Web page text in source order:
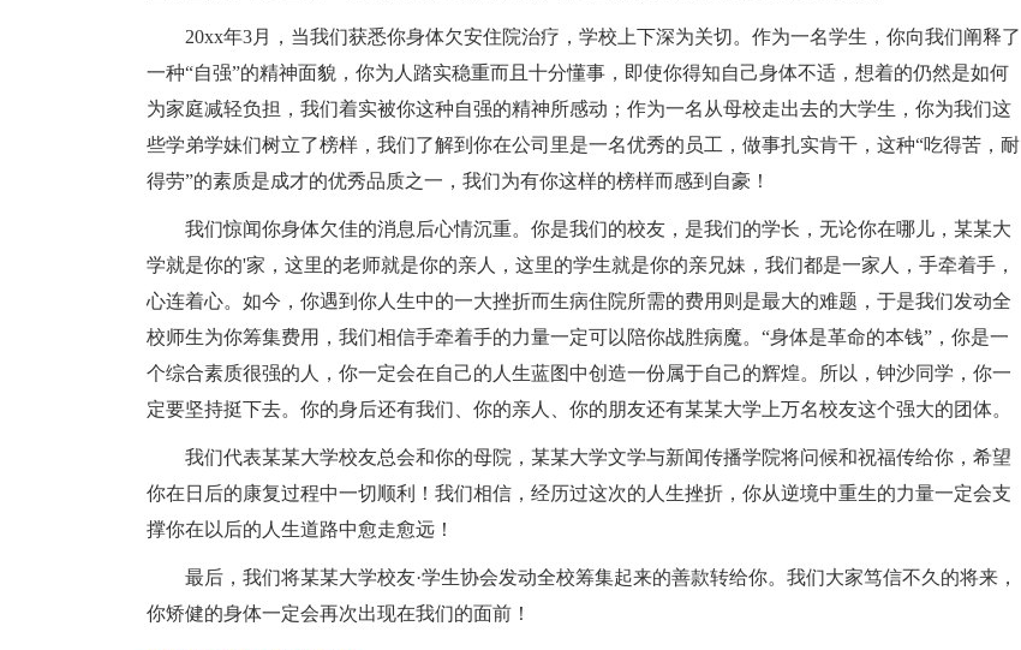
20xx年3月，当我们获悉你身体欠安住院治疗，学校上下深为关切。作为一名学生，你向我们阐释了
一种“自强”的精神面貌，你为人踏实稳重而且十分懂事，即使你得知自己身体不适，想着的仍然是如何
为家庭减轻负担，我们着实被你这种自强的精神所感动；作为一名从母校走出去的大学生，你为我们这
些学弟学妹们树立了榜样，我们了解到你在公司里是一名优秀的员工，做事扎实肯干，这种“吃得苦，耐
得劳”的素质是成才的优秀品质之一，我们为有你这样的榜样而感到自豪！
我们惊闻你身体欠佳的消息后心情沉重。你是我们的校友，是我们的学长，无论你在哪儿，某某大
学就是你的'家，这里的老师就是你的亲人，这里的学生就是你的亲兄妹，我们都是一家人，手牵着手，
心连着心。如今，你遇到你人生中的一大挫折而生病住院所需的费用则是最大的难题，于是我们发动全
校师生为你筹集费用，我们相信手牵着手的力量一定可以陪你战胜病魔。“身体是革命的本钱”，你是一
个综合素质很强的人，你一定会在自己的人生蓝图中创造一份属于自己的辉煌。所以，钟沙同学，你一
定要坚持挺下去。你的身后还有我们、你的亲人、你的朋友还有某某大学上万名校友这个强大的团体。
我们代表某某大学校友总会和你的母院，某某大学文学与新闻传播学院将问候和祝福传给你，希望
你在日后的康复过程中一切顺利！我们相信，经历过这次的人生挫折，你从逆境中重生的力量一定会支
撑你在以后的人生道路中愈走愈远！
最后，我们将某某大学校友·学生协会发动全校筹集起来的善款转给你。我们大家笃信不久的将来，
你矫健的身体一定会再次出现在我们的面前！